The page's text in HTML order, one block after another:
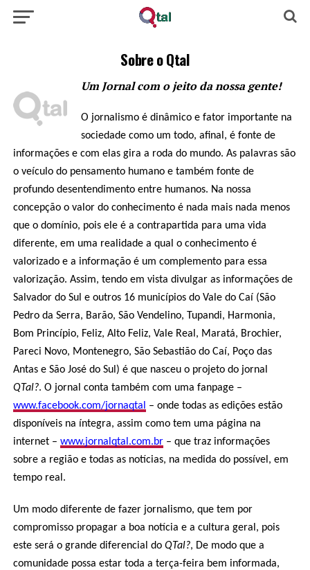
Sobre o Qtal
Um Jornal com o jeito da nossa gente!
O jornalismo é dinâmico e fator importante na
sociedade como um todo, afinal, é fonte de
informações e com elas gira a roda do mundo. As palavras são
o veículo do pensamento humano e também fonte de
profundo desentendimento entre humanos. Na nossa
concepção o valor do conhecimento é nada mais nada menos
que o domínio, pois ele é a contrapartida para uma vida
diferente, em uma realidade a qual o conhecimento é
valorizado e a informação é um complemento para essa
valorização. Assim, tendo em vista divulgar as informações de
Salvador do Sul e outros 16 municípios do Vale do Caí (São
Pedro da Serra, Barão, São Vendelino, Tupandi, Harmonia,
Bom Princípio, Feliz, Alto Feliz, Vale Real, Maratá, Brochier,
Pareci Novo, Montenegro, São Sebastião do Caí, Poço das
Antas e São José do Sul) é que nasceu o projeto do jornal
QTal?. O jornal conta também com uma fanpage –
www.facebook.com/jornaqtal
– onde todas as edições estão
disponíveis na íntegra, assim como tem uma página na
internet – www.jornalqtal.com.br– que traz informações
sobre a região e todas as notícias, na medida do possível, em
tempo real.
Um modo diferente de fazer jornalismo, que tem por
compromisso propagar a boa notícia e a cultura geral, pois
este será o grande diferencial do QTal?, De modo que a
comunidade possa estar toda a terça-feira bem informada,